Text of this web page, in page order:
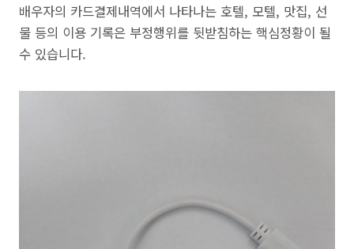
배우자의 카드결제내역에서 나타나는 호텔, 모텔, 맛집, 선
물 등의 이용 기록은 부정행위를 뒷받침하는 핵심정황이 될
수 있습니다.